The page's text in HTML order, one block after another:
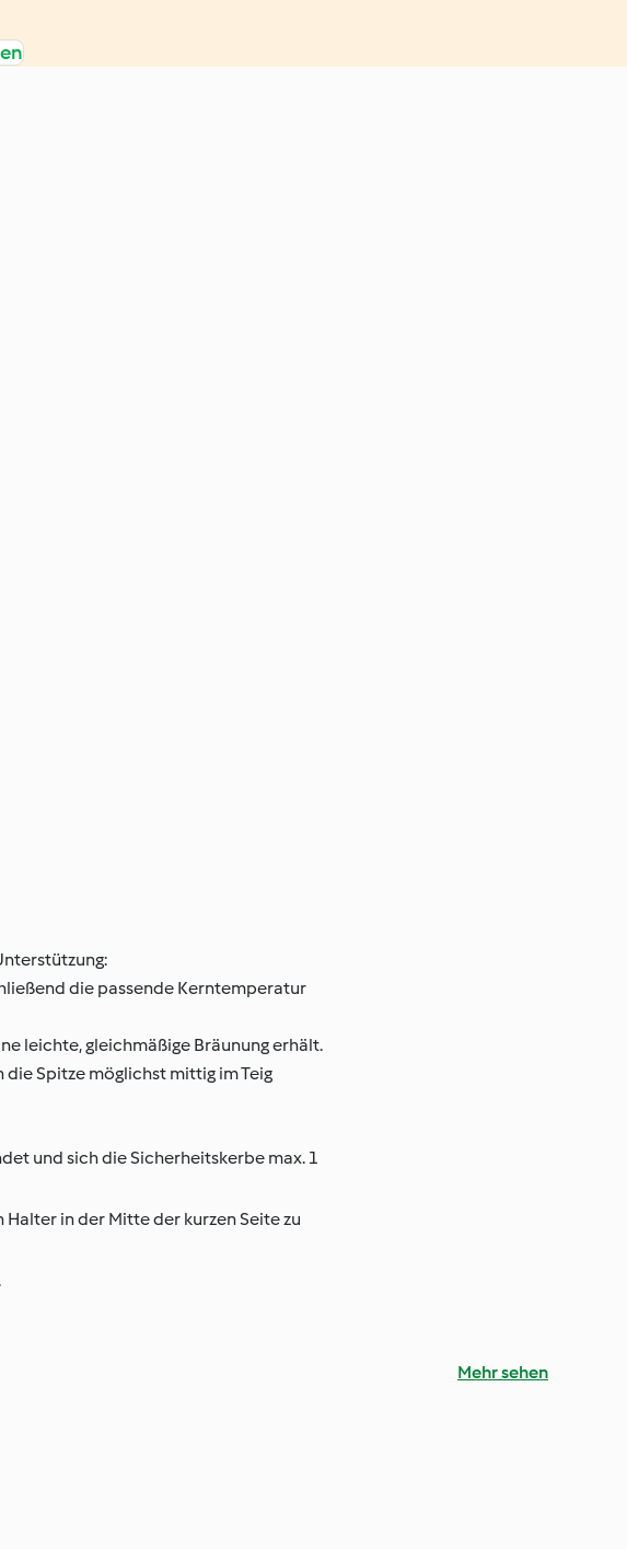
die passende Kerntemperatur
leichte, gleichmäßige Bräunung erhält.
die Spitze möglichst mittig im Teig
und sich die Sicherheitskerbe max. 1
in der Mitte der kurzen Seite zu
Mehr sehen